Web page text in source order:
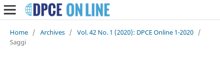
Home / Archives / Vol. 42 No. 1 (2020): DPCE Online 1-2020 /
Saggi